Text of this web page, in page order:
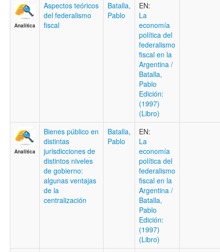
Analítica
Aspectos teóricos
del federalismo
fiscal
Batalla,
Pablo
EN:
La
economía
política del
federalismo
fiscal en la
Argentina /
Batalla,
Pablo
Edición:
(1997)
(Libro)
Analítica
Bienes público en
distintas
jurisdicciones de
distintos niveles
de gobierno:
algunas ventajas
de la
centralización
Batalla,
Pablo
EN:
La
economía
política del
federalismo
fiscal en la
Argentina /
Batalla,
Pablo
Edición:
(1997)
(Libro)